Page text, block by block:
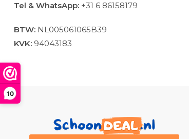
10
Tel & WhatsApp: +31 6 86158179
BTW: NL005061065B39
KVK: 94043183